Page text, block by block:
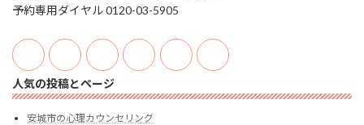
予約専用ダイヤル 0120-03-5905
人気の投稿とページ
安城市の心理カウンセリング